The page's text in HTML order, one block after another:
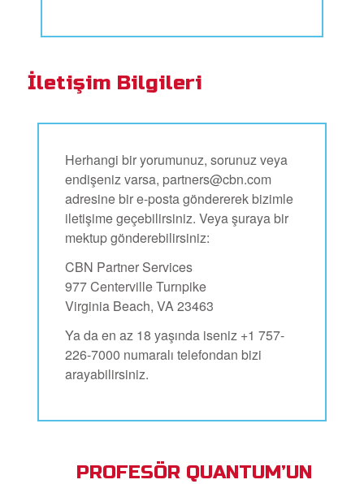
İletişim Bilgileri
Herhangi bir yorumunuz, sorunuz veya
endişeniz varsa, partners@cbn.com
adresine bir e-posta göndererek bizimle
iletişime geçebilirsiniz. Veya şuraya bir
mektup gönderebilirsiniz:
CBN Partner Services
977 Centerville Turnpike
Virginia Beach, VA 23463
Ya da en az 18 yaşında iseniz +1 757-
226-7000 numaralı telefondan bizi
arayabilirsiniz.
PROFESÖR QUANTUM’UN